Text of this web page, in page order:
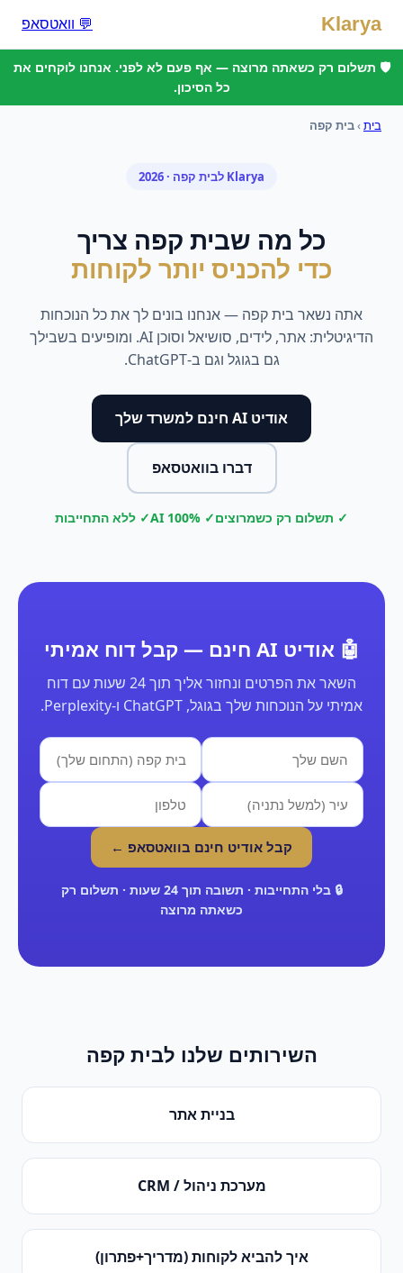
Klarya 💬 וואטסאפ
🛡️ תשלום רק כשאתה מרוצה — אף פעם לא לפני. אנחנו לוקחים את
כל הסיכון.
בית›בית קפה
Klarya ל בית קפה · 2026
כל מה שבית קפה צריך
כדי להכניס יותר לקוחות
אתה נשאר בית קפה — אנחנו בונים לך את כל הנוכחות
הדיגיטלית: אתר, לידים, סושיאל וסוכן AI. ומופיעים בשבילך
גם בגוגל וגם ב-ChatGPT.
אודיט AI חינם למשרד שלך
דברו בוואטסאפ
✓ תשלום רק כשמרוצים✓ 100% AI ✓ ללא התחייבות
🤖 אודיט AI חינם — קבל דוח אמיתי
השאר את הפרטים ונחזור אליך תוך 24 שעות עם דוח
אמיתי על הנוכחות שלך בגוגל, ChatGPT ו-Perplexity.
קבל אודיט חינם בוואטסאפ ←
🔒 בלי התחייבות · תשובה תוך 24 שעות · תשלום רק
כשאתה מרוצה
השירותים שלנו לבית קפה
בניית אתר
מערכת ניהול / CRM
איך להביא לקוחות (מדריך+פתרון)